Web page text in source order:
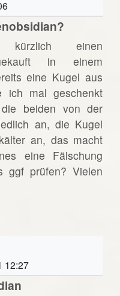
einen
gekauft in einem
eine Kugel aus
ich mal geschenkt
beiden von der
an, die Kugel
an, das macht
eine Fälschung
ggf prüfen? Vielen
12:27